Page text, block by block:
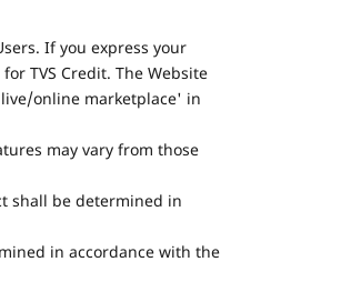
If you express your
TVS Credit. The Website
online marketplace' in
may vary from those
shall be determined in
in accordance with the